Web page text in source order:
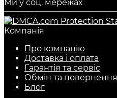
Ми у соц. мережах
Компанія
Про компанію
Доставка і оплата
Гарантія та сервіс
Обмін та повернення
Блог